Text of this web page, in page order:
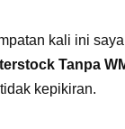
kali ini
Tanpa
kepikiran.